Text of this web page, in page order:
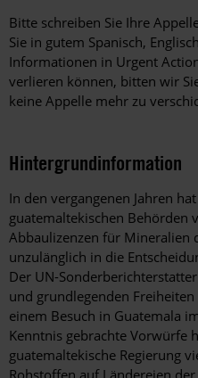
Bitte schreiben Sie Ihre
Sie in gutem Spanisch,
Informationen in Urgent
verlieren können, bitten wir
keine Appelle mehr zu
Hintergrundinformation
Hintergrund
In den vergangenen Jahren
guatemaltekischen Behörden
Abbaulizenzen für Mineralien
unzulänglich in die
Der UN-
und grundlegenden
einem Besuch in Guatemala
Kenntnis gebrachte Vorwürfe
guatemaltekische Regierung